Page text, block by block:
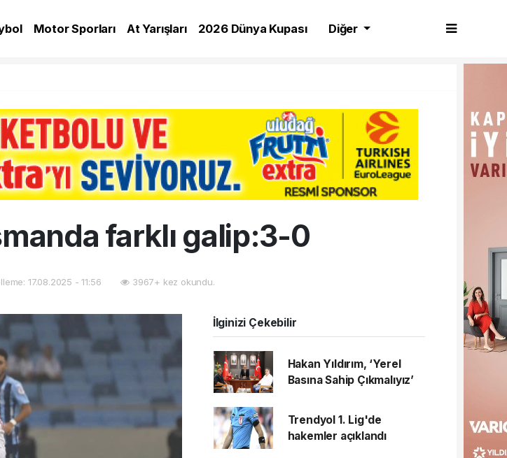
Motor Sporları At Yarışları
2026 Dünya Kupası
Diğer
farklı galip:3-0
17.08.2025 - 11:56 3967+ kez okundu.
İlginizi Çekebilir
Hakan Yıldırım, ‘Yerel
Basına Sahip Çıkmalıyız’
Trendyol 1. Lig'de
hakemler açıklandı